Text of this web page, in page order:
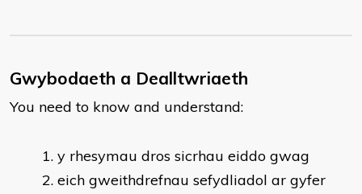
Gwybodaeth a Dealltwriaeth
You need to know and understand:
y rhesymau dros sicrhau eiddo gwag
eich gweithdrefnau sefydliadol ar gyfer